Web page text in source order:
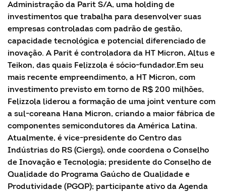
Administração da Parit S/A, uma holding de
investimentos que trabalha para desenvolver suas
empresas controladas com padrão de gestão,
capacidade tecnológica e potencial diferenciado de
inovação. A Parit é controladora da HT Micron, Altus e
Teikon, das quais Felizzola é sócio-fundador.Em seu
mais recente empreendimento, a HT Micron, com
investimento previsto em torno de R$ 200 milhões,
Felizzola liderou a formação de uma joint venture com
a sul-coreana Hana Micron, criando a maior fábrica de
componentes semicondutores da América Latina.
Atualmente, é vice-presidente do Centro das
Indústrias do RS (Ciergs), onde coordena o Conselho
de Inovação e Tecnologia; presidente do Conselho de
Qualidade do Programa Gaúcho de Qualidade e
Produtividade (PGQP); participante ativo da Agenda